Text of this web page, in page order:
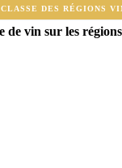
CLASSE DES RÉGIONS
de vin sur les